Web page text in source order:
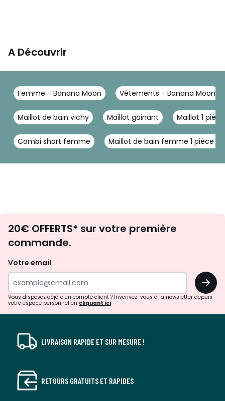
A Découvrir
Femme - Banana Moon Vêtements - Banana Moon
Maillot de bain vichy Maillot gainant Maillot 1 pièce
Combi short femme Maillot de bain femme 1 pièce
d'inspirations
surprises?
20€ OFFERTS* sur votre première
commande.
Votre email
OK
Vous disposez déjà d'un compte client ? Inscrivez-vous à la newsletter depuis
votre espace personnel en cliquant ici
LIVRAISON RAPIDE ET SUR MESURE !
RETOURS GRATUITS ET RAPIDES